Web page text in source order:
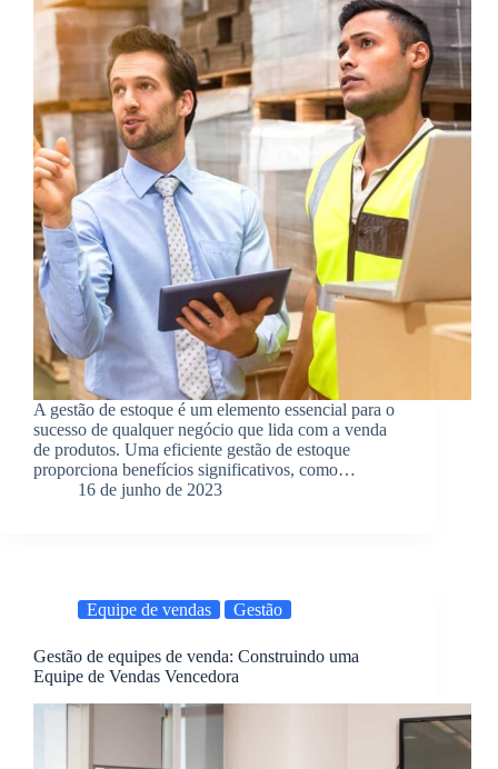
A gestão de estoque é um elemento essencial para o
sucesso de qualquer negócio que lida com a venda
de produtos. Uma eficiente gestão de estoque
proporciona benefícios significativos, como…
16 de junho de 2023
Equipe de vendas Gestão
Gestão de equipes de venda: Construindo uma
Equipe de Vendas Vencedora